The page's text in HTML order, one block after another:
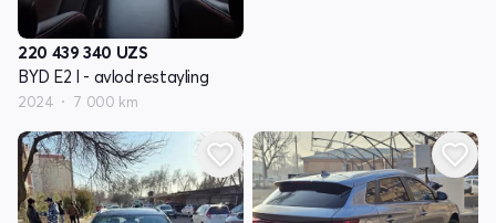
220 439 340 UZS
BYD E2 I - avlod restayling
2024 7 000 km